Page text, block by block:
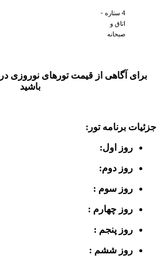
4 ستاره -
اتاق و
صبحانه
باشید
جزئیات برنامه تور:
روز اول:
روز دوم:
روز سوم :
روز چهارم :
روز پنجم :
روز ششم :